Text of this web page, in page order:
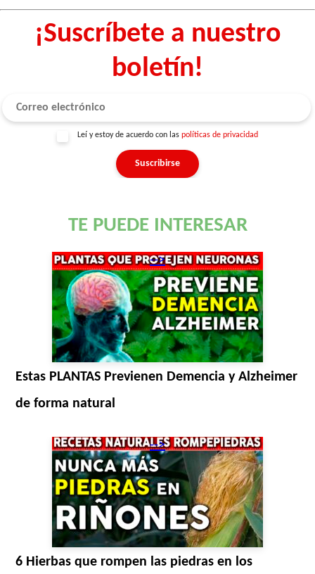
¡Suscríbete a nuestro
boletín!
Leí y estoy de acuerdo con las políticas de privacidad
TE PUEDE INTERESAR
-->
Estas PLANTAS Previenen Demencia y Alzheimer
de forma natural
-->
6 Hierbas que rompen las piedras en los